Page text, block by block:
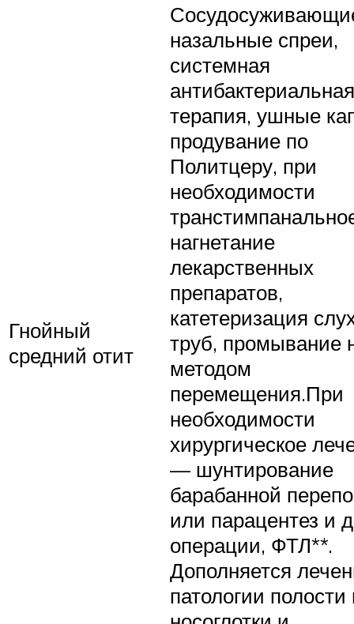
Гнойный
средний отит
назальные спреи,
системная
антибактериальная
терапия, ушные
продувание по
Политцеру, при
необходимости
нагнетание
лекарственных
препаратов,
катетеризация
труб, промывание
методом
перемещения.При
необходимости
хирургическое
— шунтирование
барабанной
или парацентез и
операции, ФТЛ**.
Дополняется
патологии полости